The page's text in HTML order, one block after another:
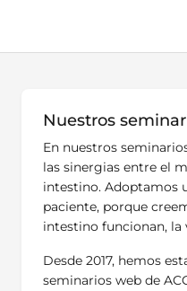
Nuestros
En nuestros
las sinergias entre el
intestino. Adoptamos
paciente, porque
intestino funcionan, la
Desde 2017, hemos
seminarios web de